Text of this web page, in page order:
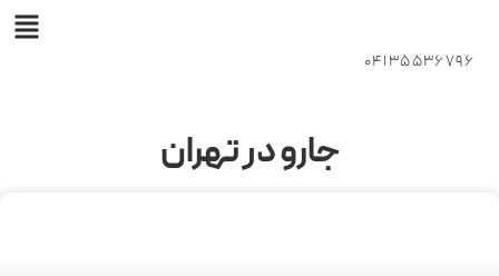
04135536796
جارو در تهران